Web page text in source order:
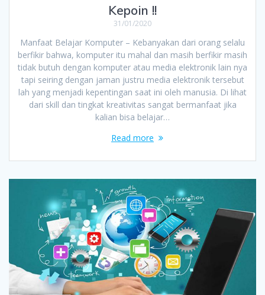
Kepoin !!
31/01/2020
Manfaat Belajar Komputer – Kebanyakan dari orang selalu
berfikir bahwa, komputer itu mahal dan masih berfikir masih
tidak butuh dengan komputer atau media elektronik lain nya
tapi seiring dengan jaman justru media elektronik tersebut
lah yang menjadi kepentingan saat ini oleh manusia. Di lihat
dari skill dan tingkat kreativitas sangat bermanfaat jika
kalian bisa belajar…
Read more